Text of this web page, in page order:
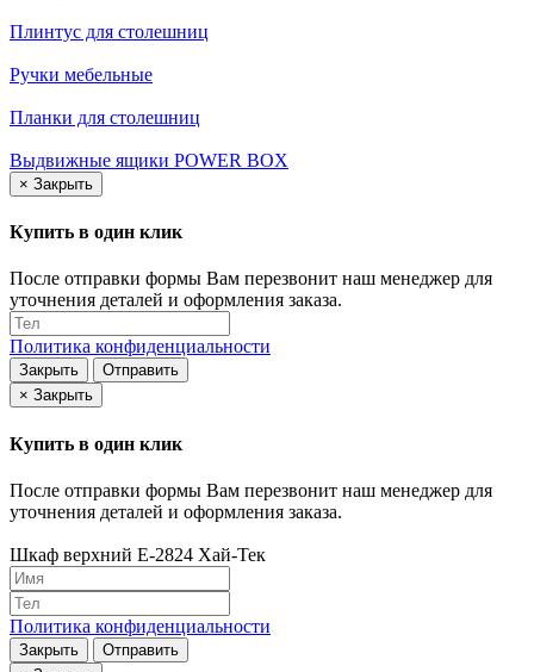
Плинтус для столешниц
Ручки мебельные
Планки для столешниц
Выдвижные ящики POWER BOX
× Закрыть
Купить в один клик
После отправки формы Вам перезвонит наш менеджер для
уточнения деталей и оформления заказа.
Политика конфиденциальности
Закрыть
Отправить
× Закрыть
Купить в один клик
После отправки формы Вам перезвонит наш менеджер для
уточнения деталей и оформления заказа.
Шкаф верхний Е-2824 Хай-Тек
Политика конфиденциальности
Закрыть
Отправить